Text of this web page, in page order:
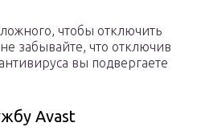
чтобы отключить
забывайте, что отключив
вы подвергаете
Avast